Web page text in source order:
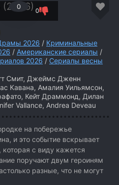
0
0
2026 / Криминальные
/ Американские сериалы /
2026 / Сериалы весны
Смит, Джеймс Дженн
Кавана, Амалия Уильямсон,
Кейт Драммонд, Дилан
Vallance, Andrea Deveau
на побережье
и это событие вскрывает
с виду кажется
поручают двум героиням
разные, что не могут